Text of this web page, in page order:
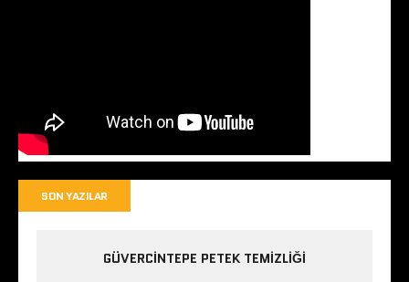
SON YAZILAR
GÜVERCINTEPE PETEK TEMIZLIĞI